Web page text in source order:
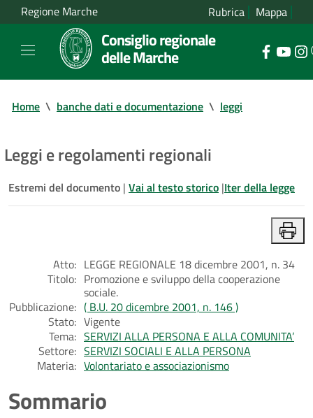
Regione Marche Rubrica Mappa
Consiglio regionale
delle Marche
Home \ banche dati e documentazione \ leggi
Leggi e regolamenti regionali
Estremi del documento | Vai al testo storico |Iter della legge
Atto: LEGGE REGIONALE 18 dicembre 2001, n. 34
Titolo: Promozione e sviluppo della cooperazione
sociale.
Pubblicazione: ( B.U. 20 dicembre 2001, n. 146 )
Stato: Vigente
Tema: SERVIZI ALLA PERSONA E ALLA COMUNITA’
Settore: SERVIZI SOCIALI E ALLA PERSONA
Materia: Volontariato e associazionismo
Sommario